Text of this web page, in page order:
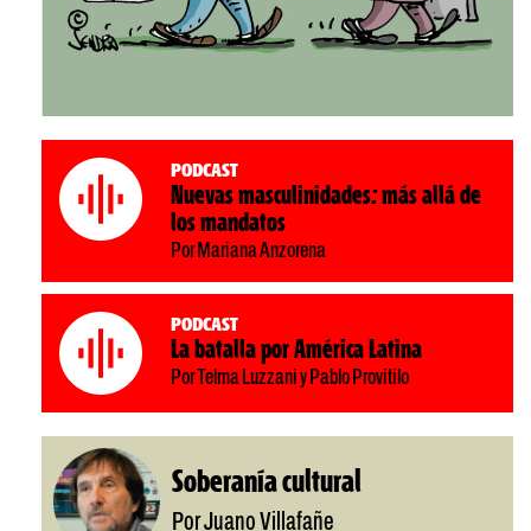
Podcast
Nuevas masculinidades: más allá de
los mandatos
Por Mariana Anzorena
Podcast
La batalla por América Latina
Por Telma Luzzani y Pablo Provitilo
Soberanía cultural
Por Juano Villafañe